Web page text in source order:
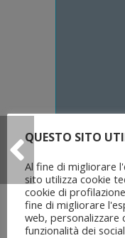
QUESTO SITO
Al fine di migliorare
sito utilizza cookie
cookie di
fine di migliorare
web, personalizzare
funzionalità dei